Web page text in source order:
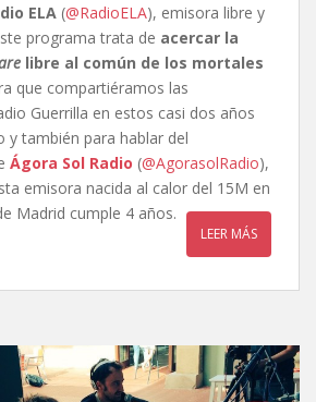
ELA (@RadioELA), emisora libre y
programa trata de acercar la
libre al común de los mortales
que compartiéramos las
Guerrilla en estos casi dos años
y también para hablar del
Ágora Sol Radio (@AgorasolRadio),
emisora nacida al calor del 15M en
Madrid cumple 4 años.
LEER MÁS